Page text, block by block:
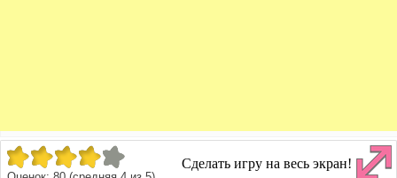
Сделать игру на весь экран!